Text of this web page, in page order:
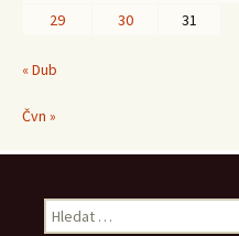
29
30 31
« Dub
Čvn »
Vyhledávání